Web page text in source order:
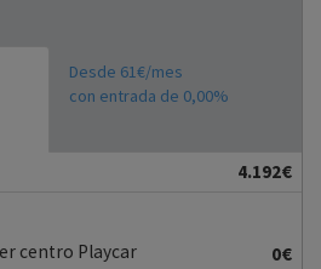
Desde 61€/mes
con entrada de 0,00%
4.192€
centro Playcar
0€